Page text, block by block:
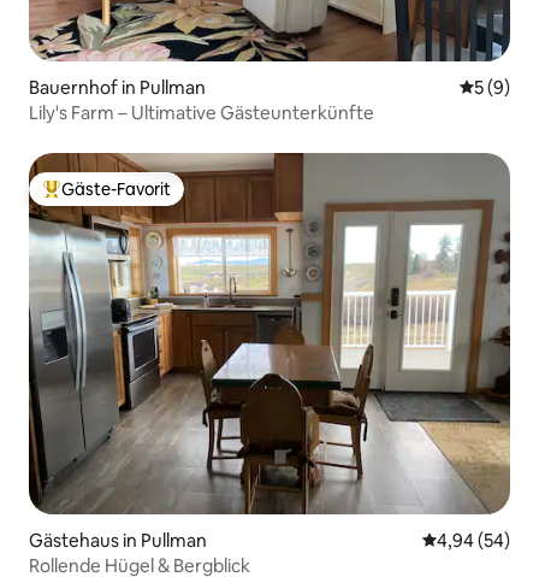
Bauernhof in Pullman
5 (9)
Lily's Farm – Ultimative Gästeunterkünfte
Beliebter Gäste-Favorit.
Gäste-Favorit
Gästehaus in Pullman
4,94 (54)
Rollende Hügel & Bergblick